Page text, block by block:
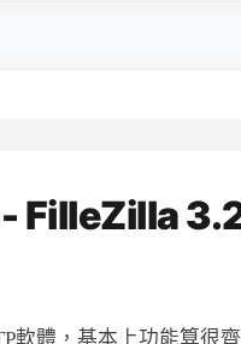
- FilleZilla
軟體，基本上功能算很